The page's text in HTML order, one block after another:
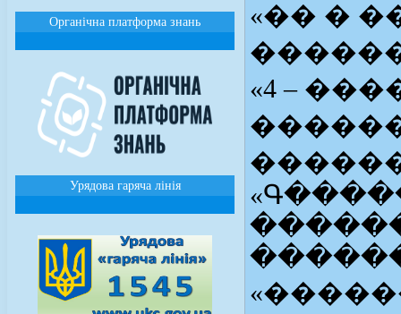
Органічна платформа знань
Урядова гаряча лінія
«�� �
«4 –